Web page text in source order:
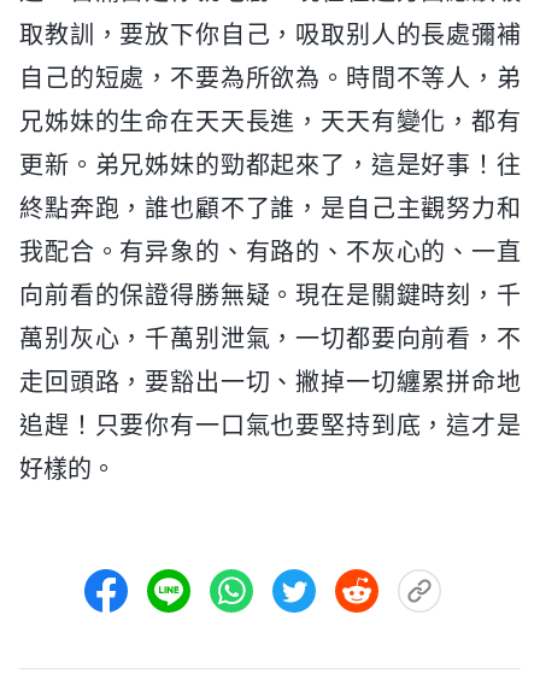
取教訓，要放下你自己，吸取别人的長處彌補
自己的短處，不要為所欲為。時間不等人，弟
兄姊妹的生命在天天長進，天天有變化，都有
更新。弟兄姊妹的勁都起來了，這是好事！往
終點奔跑，誰也顧不了誰，是自己主觀努力和
我配合。有异象的、有路的、不灰心的、一直
向前看的保證得勝無疑。現在是關鍵時刻，千
萬别灰心，千萬别泄氣，一切都要向前看，不
走回頭路，要豁出一切、撇掉一切纏累拼命地
追趕！只要你有一口氣也要堅持到底，這才是
好樣的。